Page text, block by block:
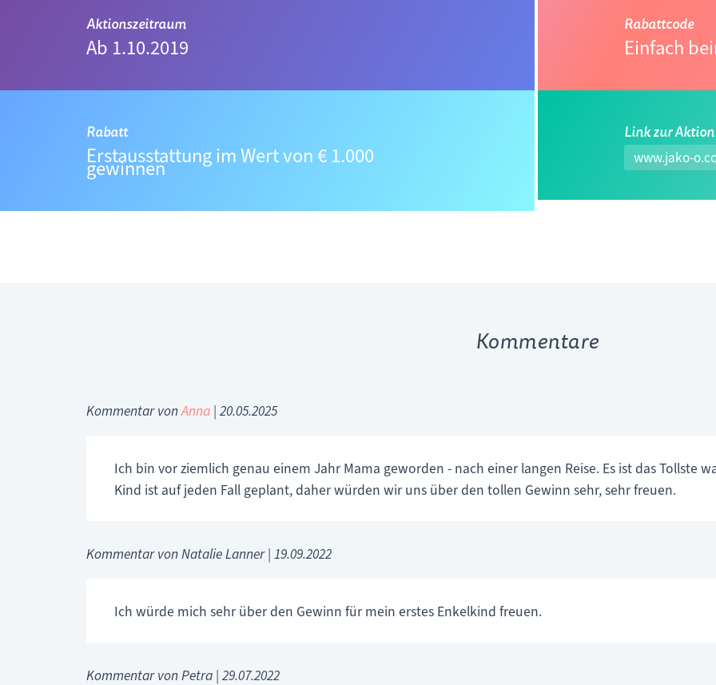
Aktionszeitraum
Ab 1.10.2019
Rabattcode
Einfach
Rabatt
Erstausstattung im Wert von € 1.000
gewinnen
Link zur Aktion
www.jako-
Kommentare
Kommentar vonAnna| 20.05.2025
Ich bin vor ziemlich genau einem Jahr Mama geworden - nach einer langen Reise. Es ist das Tollste
Kind ist auf jeden Fall geplant, daher würden wir uns über den tollen Gewinn sehr, sehr freuen.
Kommentar von Natalie Lanner | 19.09.2022
Ich würde mich sehr über den Gewinn für mein erstes Enkelkind freuen.
Kommentar von Petra | 29.07.2022